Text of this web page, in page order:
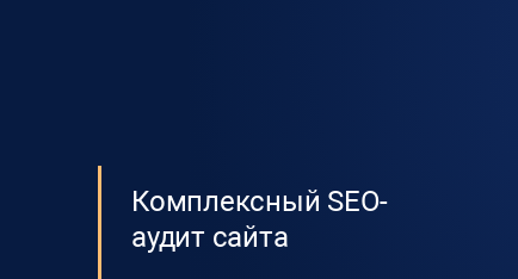
Комплексный SEO-
аудит сайта